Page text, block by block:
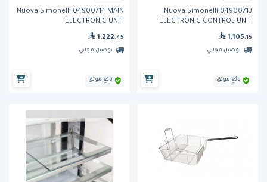
Nuova Simonelli 04900713
ELECTRONIC CONTROL UNIT
1,105 .15
توصيل مجاني
بائع موثق
Nuova Simonelli 04900714 MAIN
ELECTRONIC UNIT
1,222 .45
توصيل مجاني
بائع موثق